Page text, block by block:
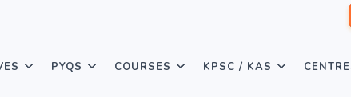
PYQS COURSES KPSC / KAS